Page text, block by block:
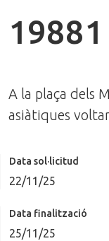
19881
A la plaça dels
asiàtiques
Data sol·licitud
22/11/25
Data finalització
25/11/25